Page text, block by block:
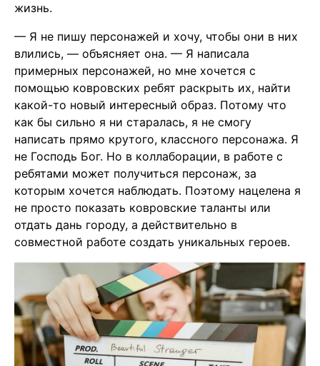
жизнь.
— Я не пишу персонажей и хочу, чтобы они в них
влились, — объясняет она. — Я написала
примерных персонажей, но мне хочется с
помощью ковровских ребят раскрыть их, найти
какой-то новый интересный образ. Потому что
как бы сильно я ни старалась, я не смогу
написать прямо крутого, классного персонажа. Я
не Господь Бог. Но в коллаборации, в работе с
ребятами может получиться персонаж, за
которым хочется наблюдать. Поэтому нацелена я
не просто показать ковровские таланты или
отдать дань городу, а действительно в
совместной работе создать уникальных героев.